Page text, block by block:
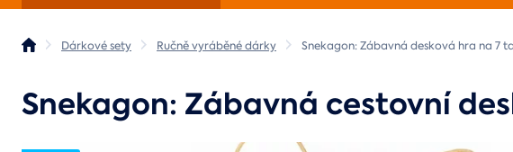
Dárkové sety Ručně vyráběné dárky Snekagon: Zábavná desková hra na 7
Snekagon: Zábavná cestovní